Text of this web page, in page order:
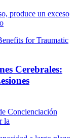
produce un exceso
Cerebrales:
Concienciación
la